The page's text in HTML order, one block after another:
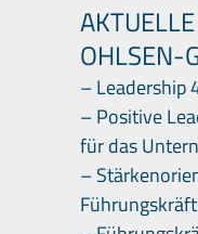
OHLSEN-
– Leadership
– Positive
für das
–